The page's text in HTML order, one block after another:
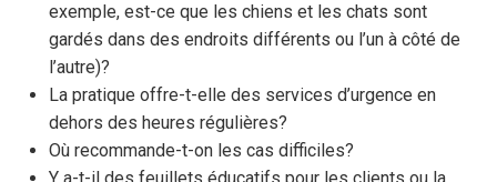
exemple, est-ce que les chiens et les chats sont
gardés dans des endroits différents ou l’un à côté de
l’autre)?
La pratique offre-t-elle des services d’urgence en
dehors des heures régulières?
Où recommande-t-on les cas difficiles?